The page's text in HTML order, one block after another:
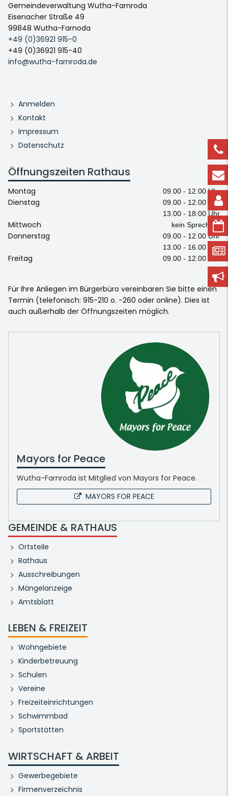
Gemeindeverwaltung Wutha-Farnroda
Eisenacher Straße 49
99848 Wutha-Farnoda
+49 (0)36921 915-0
+49 (0)36921 915-40
info@wutha-farnroda.de
Anmelden
Kontakt
Impressum
Datenschutz
Öffnungszeiten Rathaus
Montag 09.00 - 12.00 Uhr
Dienstag
09.00 - 12.00 Uhr
13.00 - 18.00 Uhr
Mittwoch kein Sprechtag
Donnerstag
09.00 - 12.00 Uhr
13.00 - 16.00 Uhr
Freitag 09.00 - 12.00 Uhr
Für Ihre Anliegen im Bürgerbüro vereinbaren Sie bitte einen
Termin (telefonisch: 915-210 o. -260 oder online). Dies ist
auch außerhalb der Öffnungszeiten möglich.
Mayors for Peace
Wutha-Farnroda ist Mitglied von Mayors for Peace.
MAYORS FOR PEACE
GEMEINDE & RATHAUS
Ortsteile
Rathaus
Ausschreibungen
Mängelanzeige
Amtsblatt
LEBEN & FREIZEIT
Wohngebiete
Kinderbetreuung
Schulen
Vereine
Freizeiteinrichtungen
Schwimmbad
Sportstätten
WIRTSCHAFT & ARBEIT
Gewerbegebiete
Firmenverzeichnis